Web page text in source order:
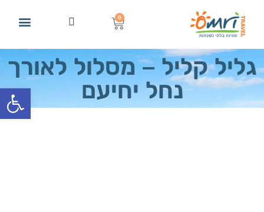
פתח
0
גליל קליל – מסלול לאורך
נחל יחיעם